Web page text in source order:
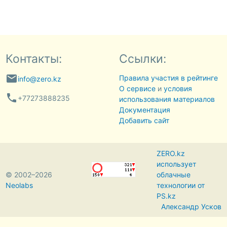
Контакты:
emailinfo@zero.kz
phone +77273888235
Ссылки:
Правила участия в рейтинге
О сервисеи условия
использования материалов
Документация
Добавить сайт
© 2002–2026
Neolabs
ZERO.kz
использует
облачные
технологии от
PS.kz
Александр Усков